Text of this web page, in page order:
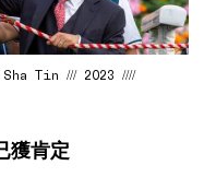
Tin /// 2023 ////
獲肯定